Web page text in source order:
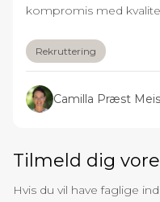
kompromis med
Rekruttering
Camilla Præst
Tilmeld dig
Hvis du vil have faglige